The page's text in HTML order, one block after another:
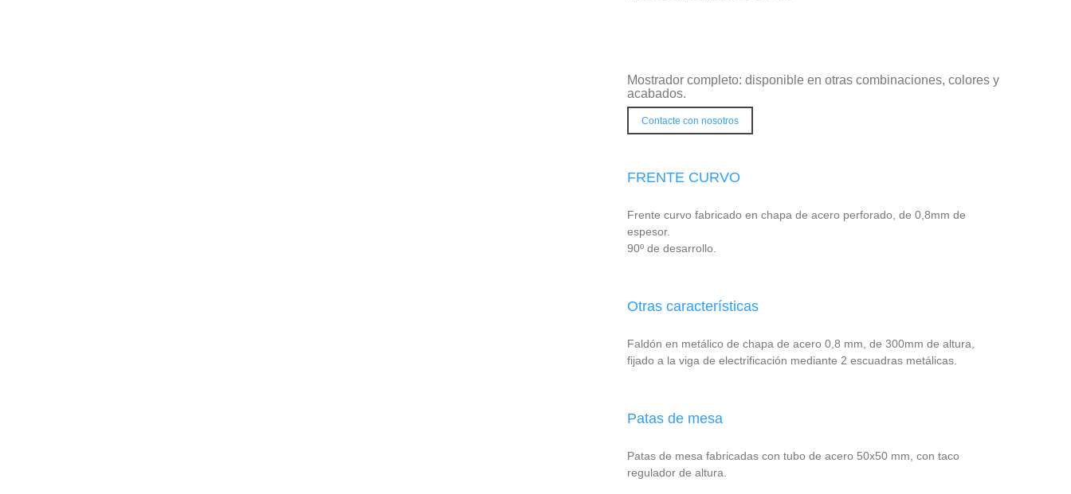
Mostrador completo: disponible en otras combinaciones, colores y
acabados.
Contacte con nosotros
FRENTE CURVO
Frente curvo fabricado en chapa de acero perforado, de 0,8mm de
espesor.
90º de desarrollo.
Otras características
Faldón en metálico de chapa de acero 0,8 mm, de 300mm de altura,
fijado a la viga de electrificación mediante 2 escuadras metálicas.
Patas de mesa
Patas de mesa fabricadas con tubo de acero 50x50 mm, con taco
regulador de altura.